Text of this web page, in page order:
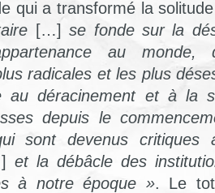
qui a transformé la
[…]se fonde sur la
au
radicales et les plus
au déracinement et à la
depuis le
sont devenus critiques
et la débâcle des
à notre époque ». Le